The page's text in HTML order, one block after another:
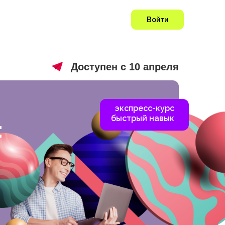
Войти
экспресс-курс
быстрый навык
Доступен с 10 апреля